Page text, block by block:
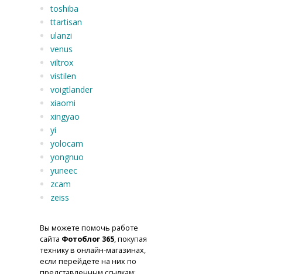
toshiba
ttartisan
ulanzi
venus
viltrox
vistilen
voigtlander
xiaomi
xingyao
yi
yolocam
yongnuo
yuneec
zcam
zeiss
Вы можете помочь работе
сайта Фотоблог 365, покупая
технику в онлайн-магазинах,
если перейдете на них по